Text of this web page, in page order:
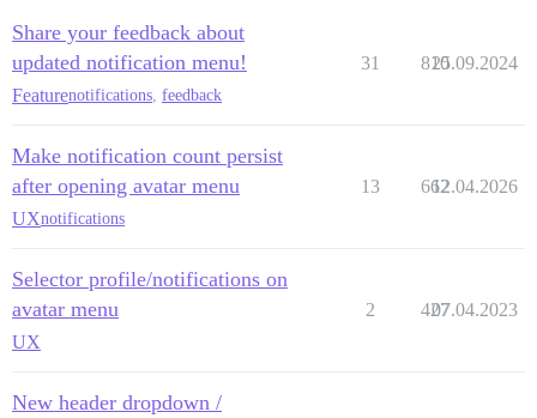
Share your feedback about
updated notification menu!
Featurenotifications, feedback
31 810
25.09.2024
Make notification count persist
after opening avatar menu
UXnotifications
13 662
12.04.2026
Selector profile/notifications on
avatar menu
UX
2 427
07.04.2023
New header dropdown /